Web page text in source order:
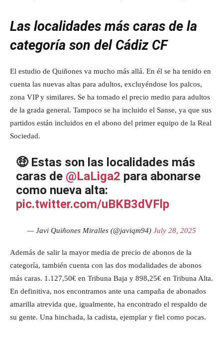
Las localidades más caras de la
categoría son del Cádiz CF
El estudio de Quiñones va mucho más allá. En él se ha tenido en
cuenta las nuevas altas para adultos, excluyéndose los palcos,
zona VIP y similares. Se ha tomado el precio medio para adultos
de la grada general. Tampoco se ha incluido el Sanse, ya que sus
partidos están incluidos en el abono del primer equipo de la Real
Sociedad.
🤑 Estas son las localidades más
caras de @LaLiga2 para abonarse
como nueva alta:
pic.twitter.com/uBKB3dVFlp
— Javi Quiñones Miralles (@javiqm94) July 28, 2025
Además de salir la mayor media de precio de abonos de la
categoría, también cuenta con las dos modalidades de abonos
más caras. 1.127,50€ en Tribuna Baja y 898,25€ en Tribuna Alta.
En definitiva, nos encontramos ante una campaña de abonados
amarilla atrevida que, igualmente, ha encontrado el respaldo de
su gente. Una hinchada, la cadista, ejemplar y fiel como pocas.